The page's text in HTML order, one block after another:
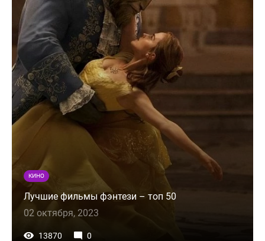
КИНО
Лучшие фильмы фэнтези – топ 50
02 октября, 2023
13870 0